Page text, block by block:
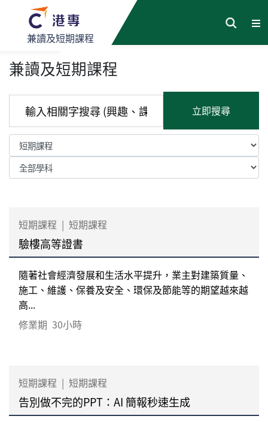
兼讀及短期課程
兼讀及短期課程
立即搜尋
短期課程 | 短期課程
驗樓高等證書
隨著社會經濟發展和生活水平提升，業主對建築質量、
施工、維護、保養及安全、環保及節能等的期望越來越
高...
修業期 30小時
短期課程 | 短期課程
告別做不完的PPT：AI 簡報秒速生成